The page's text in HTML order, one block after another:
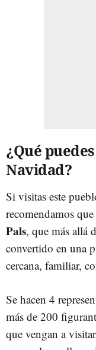
¿Qué
Navidad?
Si visitas este
recomendamos
Pals, que más allá
convertido en una
cercana, familiar,
Se hacen 4
más de 200
que vengan a